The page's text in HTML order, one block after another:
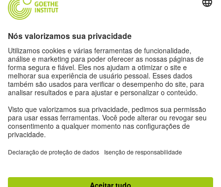
Expediente
Proteção de dados
Termos de uso
Proteção de dados
Siga a revista Humboldt nas redes sociais
Outras publicações do Goethe-Institut
Gegenüber